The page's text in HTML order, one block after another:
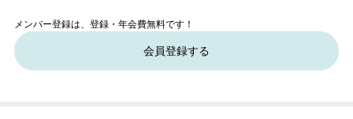
メンバー登録は、登録・年会費無料です！
会員登録する